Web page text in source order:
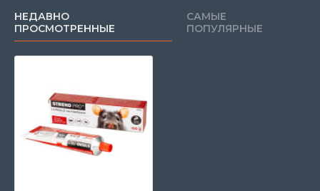
НЕДАВНО
ПРОСМОТРЕННЫЕ
САМЫЕ
ПОПУЛЯРНЫЕ